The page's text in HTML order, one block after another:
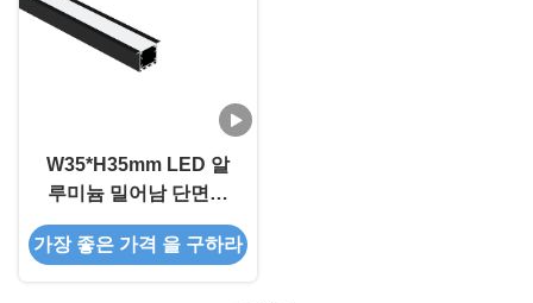
W35*H35mm LED 알
루미늄 밀어남 단면도
PC 유포자를 가진 중단
된 산
가장 좋은 가격 을 구하라